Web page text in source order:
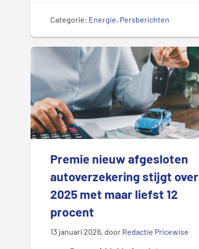
Categorie: Energie, Persberichten
Premie nieuw afgesloten
autoverzekering stijgt over
2025 met maar liefst 12
procent
13 januari 2026, door Redactie Pricewise